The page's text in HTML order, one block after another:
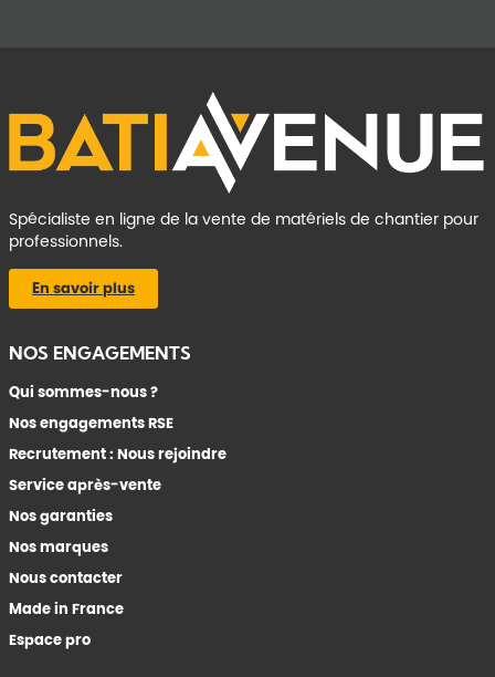
Spécialiste en ligne de la vente de matériels de chantier pour
professionnels.
En savoir plus
NOS ENGAGEMENTS
Qui sommes-nous ?
Nos engagements RSE
Recrutement : Nous rejoindre
Service après-vente
Nos garanties
Nos marques
Nous contacter
Made in France
Espace pro